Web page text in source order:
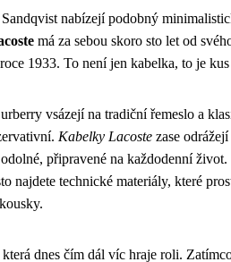
nabízejí podobný
má za sebou skoro sto let od
1933. To není jen kabelka, to je
vsázejí na tradiční řemeslo a
Kabelky Lacoste zase
připravené na každodenní
najdete technické materiály, které
dnes čím dál víc hraje roli.